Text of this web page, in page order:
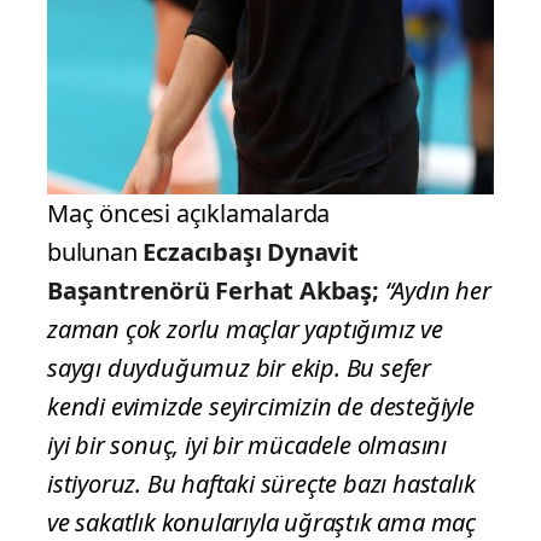
Maç öncesi açıklamalarda
bulunan Eczacıbaşı Dynavit
Başantrenörü Ferhat Akbaş; “Aydın her
zaman çok zorlu maçlar yaptığımız ve
saygı duyduğumuz bir ekip. Bu sefer
kendi evimizde seyircimizin de desteğiyle
iyi bir sonuç, iyi bir mücadele olmasını
istiyoruz. Bu haftaki süreçte bazı hastalık
ve sakatlık konularıyla uğraştık ama maç